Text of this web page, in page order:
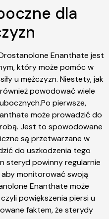
dla
Enanthate jest
który może pomóc w
u mężczyzn. Niestety, jak
powodować wiele
pierwsze,
może prowadzić do
Jest to spowodowane
są przetwarzane w
do uszkodzenia tego
steryd powinny regularnie
monitorować swoją
Enanthate może
powiększenia piersi u
faktem, że sterydy